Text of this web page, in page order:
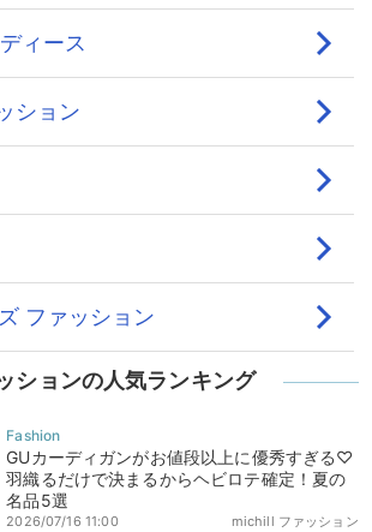
ションの人気ランキング
GUカーディガンがお値段以上に優秀すぎる♡
羽織るだけで決まるからヘビロテ確定！夏の
名品5選
michill ファッション
2026/07/16 11:00